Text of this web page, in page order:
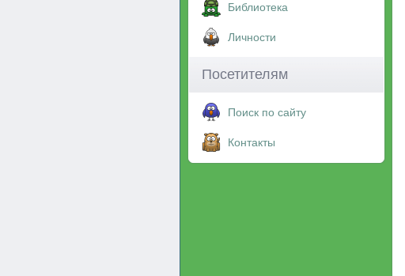
Библиотека
Личности
Посетителям
Поиск по сайту
Контакты